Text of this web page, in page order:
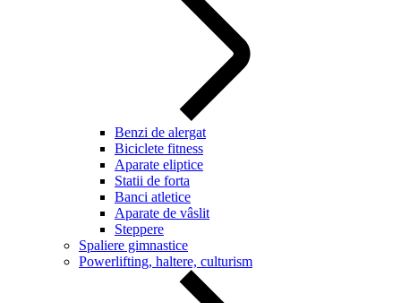
Benzi de alergat
Biciclete fitness
Aparate eliptice
Statii de forta
Banci atletice
Aparate de vâslit
Steppere
Spaliere gimnastice
Powerlifting, haltere, culturism